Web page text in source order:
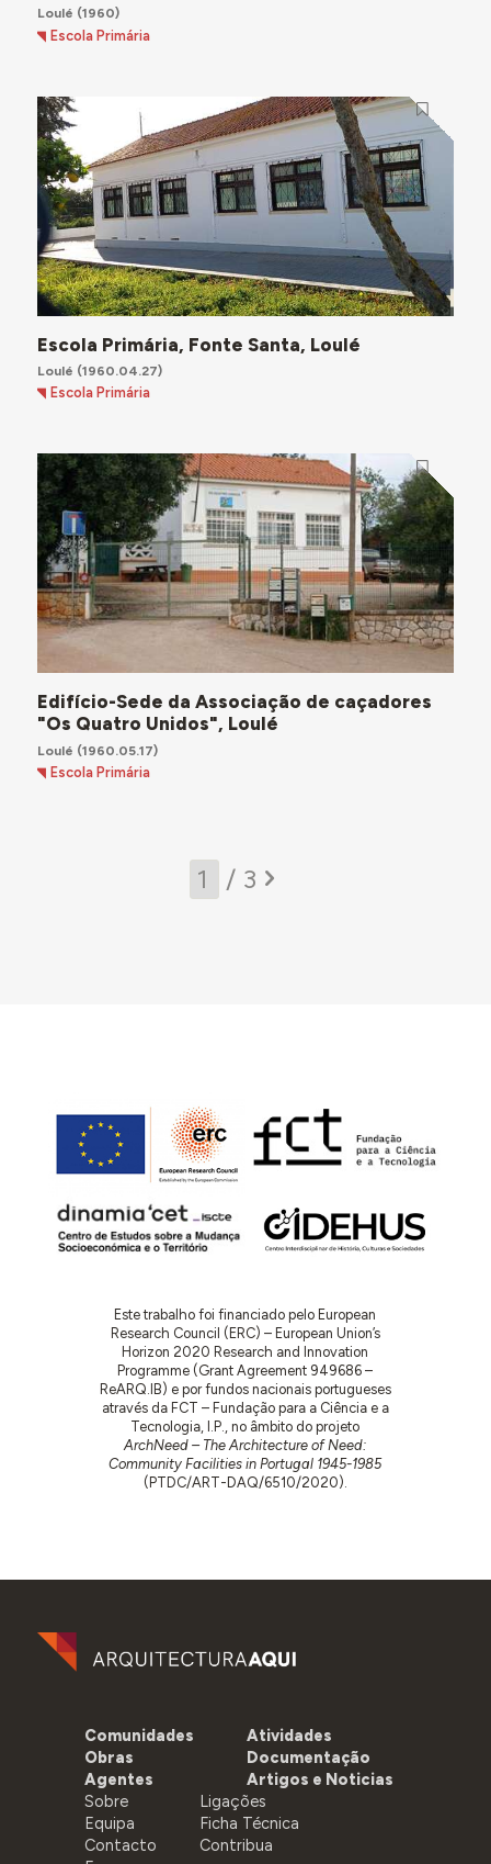
Loulé (1960)
Escola Primária
Escola Primária, Fonte Santa, Loulé
Loulé (1960.04.27)
Escola Primária
Edifício-Sede da Associação de caçadores
"Os Quatro Unidos", Loulé
Loulé (1960.05.17)
Escola Primária
/ 3
Este trabalho foi financiado pelo European
Research Council (ERC) – European Union’s
Horizon 2020 Research and Innovation
Programme (Grant Agreement 949686 –
ReARQ.IB) e por fundos nacionais portugueses
através da FCT – Fundação para a Ciência e a
Tecnologia, I.P., no âmbito do projeto
ArchNeed – The Architecture of Need:
Community Facilities in Portugal 1945-1985
(PTDC/ART-DAQ/6510/2020).
Comunidades
Obras
Agentes
Atividades
Documentação
Artigos e Noticias
Sobre
Equipa
Contacto
Ligações
Ficha Técnica
Contribua